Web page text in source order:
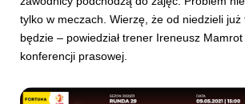
tylko w meczach. Wierzę, że od niedzieli
będzie – powiedział trener Ireneusz
konferencji prasowej.